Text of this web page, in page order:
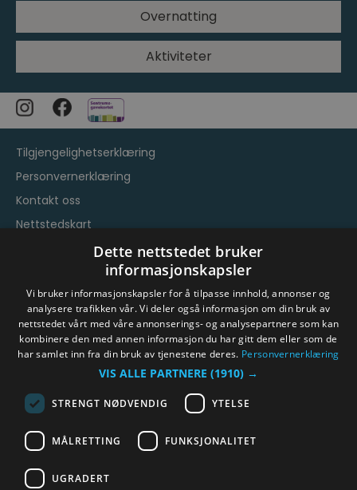
Overnatting
Aktiviteter
Tilgjengelighetserklæring
Personvernerklæring
Kontakt oss
Nettstedskart
Vilkår og betingelser
© Byen Vår Drammen/Destinasjon Drammen 2026.
Dette nettstedet bruker
informasjonskapsler
Vi bruker informasjonskapsler for å tilpasse innhold, annonser og
analysere trafikken vår. Vi deler også informasjon om din bruk av
nettstedet vårt med våre annonserings- og analysepartnere som kan
kombinere den med annen informasjon du har gitt dem eller som de
har samlet inn fra din bruk av tjenestene deres. Personvernerklæring
VIS ALLE PARTNERE (1910) →
STRENGT NØDVENDIG YTELSE
MÅLRETTING FUNKSJONALITET
UGRADERT